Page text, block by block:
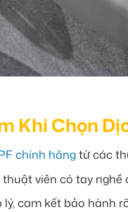
Khi Chọn
chính hãngtừ các
viên có tay
lý, cam kết bảo hành